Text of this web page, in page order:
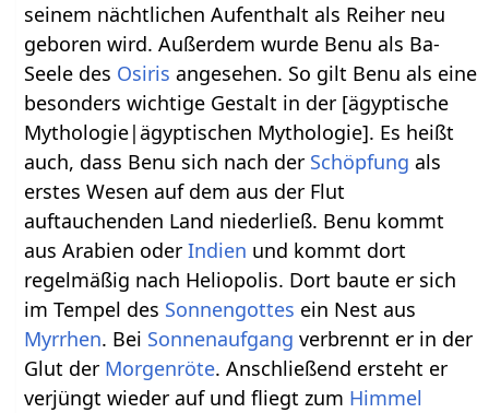
seinem nächtlichen Aufenthalt als Reiher neu
geboren wird. Außerdem wurde Benu als Ba-
Seele des Osiris angesehen. So gilt Benu als eine
besonders wichtige Gestalt in der [ägyptische
Mythologie|ägyptischen Mythologie]. Es heißt
auch, dass Benu sich nach der Schöpfung als
erstes Wesen auf dem aus der Flut
auftauchenden Land niederließ. Benu kommt
aus Arabien oderIndien und kommt dort
regelmäßig nach Heliopolis. Dort baute er sich
im Tempel des Sonnengottes ein Nest aus
Myrrhen. Bei Sonnenaufgang verbrennt er in der
Glut der Morgenröte. Anschließend ersteht er
verjüngt wieder auf und fliegt zum Himmel